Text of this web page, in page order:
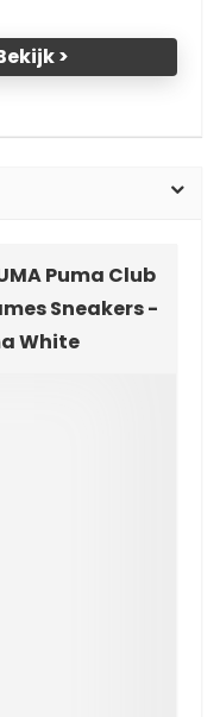
>
Puma Club
Sneakers -
White